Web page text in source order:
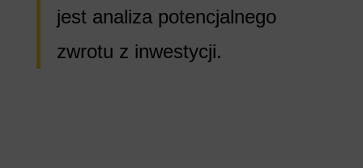
jest analiza potencjalnego
zwrotu z inwestycji.